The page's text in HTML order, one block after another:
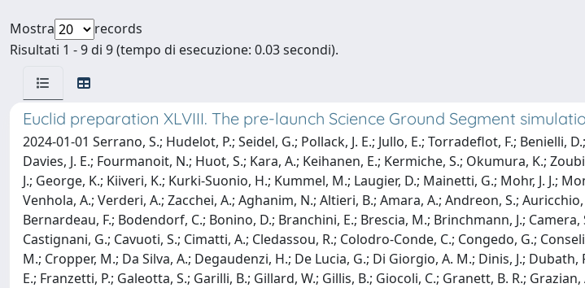
Mostra
records
Risultati 1 - 9 di 9 (tempo di esecuzione: 0.03 secondi).
Euclid preparation XLVIII. The pre-launch Science Ground Segment
2024-01-01 Serrano, S.; Hudelot, P.; Seidel, G.; Pollack, J. E.; Jullo, E.; Torradeflot, F.; Benielli,
Davies, J. E.; Fourmanoit, N.; Huot, S.; Kara, A.; Keihanen, E.; Kermiche, S.; Okumura, K.;
J.; George, K.; Kiiveri, K.; Kurki-Suonio, H.; Kummel, M.; Laugier, D.; Mainetti, G.; Mohr, J. J.;
Venhola, A.; Verderi, A.; Zacchei, A.; Aghanim, N.; Altieri, B.; Amara, A.; Andreon, S.;
Bernardeau, F.; Bodendorf, C.; Bonino, D.; Branchini, E.; Brescia, M.; Brinchmann, J.;
Castignani, G.; Cavuoti, S.; Cimatti, A.; Cledassou, R.; Colodro-Conde, C.; Congedo, G.;
M.; Cropper, M.; Da Silva, A.; Degaudenzi, H.; De Lucia, G.; Di Giorgio, A. M.; Dinis, J.;
E.; Franzetti, P.; Galeotta, S.; Garilli, B.; Gillard, W.; Gillis, B.; Giocoli, C.; Granett, B. R.;